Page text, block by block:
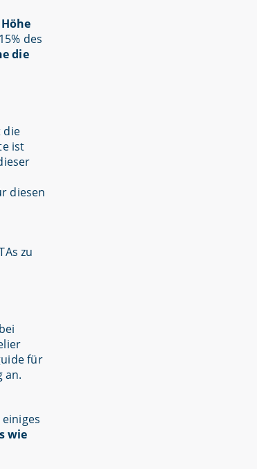
Höhe
des
die
die
ist
diesen
zu
für
an.
wie